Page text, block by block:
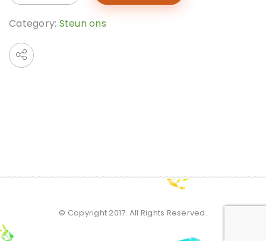
Category: Steun ons
© Copyright 2017. All Rights Reserved.